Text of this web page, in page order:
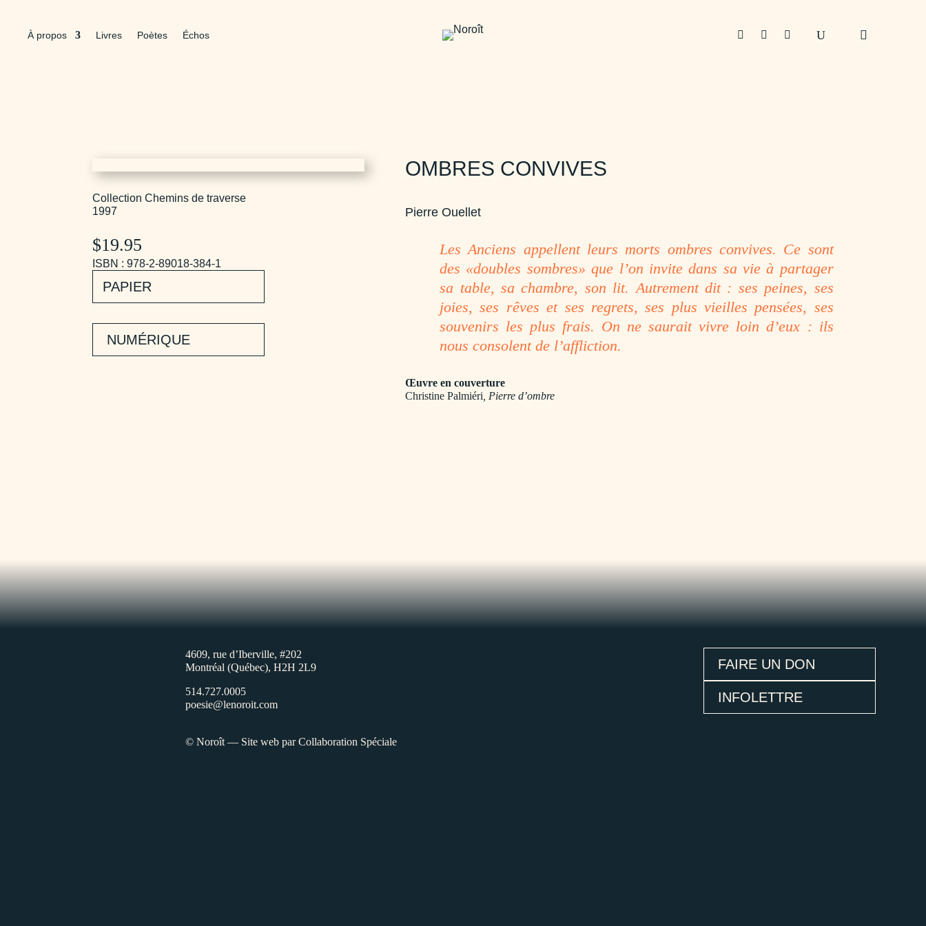
À propos Livres Poètes Échos   
Collection Chemins de traverse
1997
$19.95
ISBN : 978-2-89018-384-1
PAPIER
NUMÉRIQUE
OMBRES CONVIVES
Pierre Ouellet
Les Anciens appellent leurs morts ombres convives. Ce sont
des «doubles sombres» que l’on invite dans sa vie à partager
sa table, sa chambre, son lit. Autrement dit : ses peines, ses
joies, ses rêves et ses regrets, ses plus vieilles pensées, ses
souvenirs les plus frais. On ne saurait vivre loin d’eux : ils
nous consolent de l’affliction.
Œuvre en couverture
Christine Palmiéri , Pierre d’ombre
4609, rue d’Iberville, #202
Montréal (Québec), H2H 2L9
514.727.0005
poesie@lenoroit.com
© Noroît — Site web parCollaboration Spéciale
FAIRE UN DON
INFOLETTRE